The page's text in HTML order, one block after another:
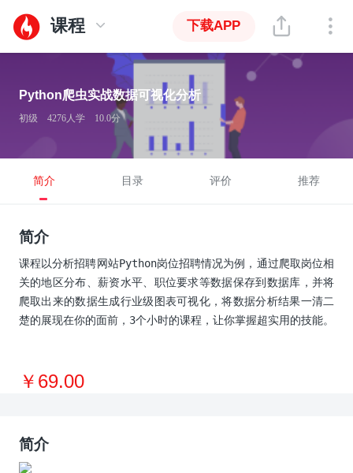
课程 下载APP
Python爬虫实战数据可视化分析
初级 4276人学 10.0分
简介 目录 评价 推荐
简介
课程以分析招聘网站Python岗位招聘情况为例，通过爬取岗位相
关的地区分布、薪资水平、职位要求等数据保存到数据库，并将
爬取出来的数据生成行业级图表可视化，将数据分析结果一清二
楚的展现在你的面前，3个小时的课程，让你掌握超实用的技能。
￥69.00
简介